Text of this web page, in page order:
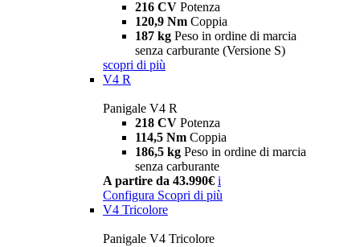
216 CV Potenza
120,9 Nm Coppia
187 kg Peso in ordine di marcia
senza carburante (Versione S)
scopri di più
V4 R
Panigale V4 R
218 CV Potenza
114,5 Nm Coppia
186,5 kg Peso in ordine di marcia
senza carburante
A partire da 43.990€ i
Configura Scopri di più
V4 Tricolore
Panigale V4 Tricolore